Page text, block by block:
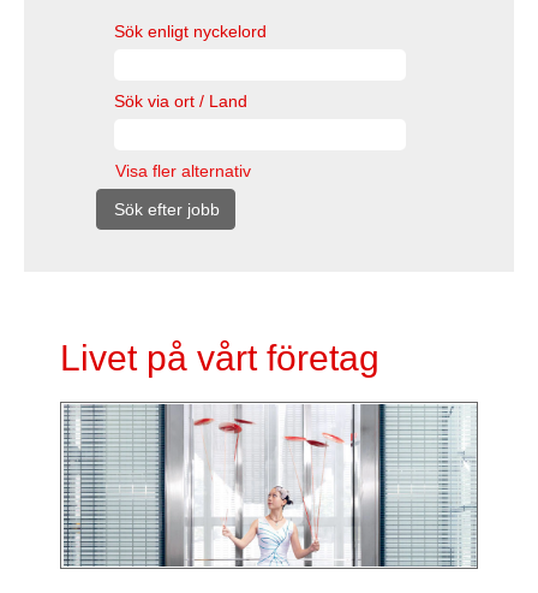
Sök enligt nyckelord
Sök via ort / Land
Visa fler alternativ
Livet på vårt företag